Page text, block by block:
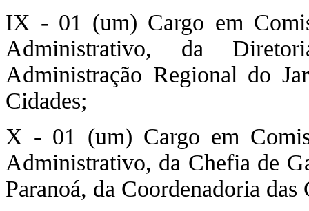
IX - 01 (um) Cargo em
Administrativo, da
Administração Regional do
Cidades;
X - 01 (um) Cargo em
Administrativo, da Chefia de
Paranoá, da Coordenadoria das